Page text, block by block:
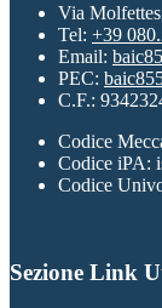
Via
Tel: +39
Email:
PEC:
C.F.:
Codice
Codice iPA:
Codice
Sezione Link